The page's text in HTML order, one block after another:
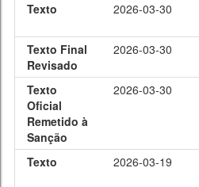
Texto
2026-03-30
Texto Final
Revisado
2026-03-30
Texto
Oficial
Remetido à
Sanção
2026-03-30
Texto 2026-03-19